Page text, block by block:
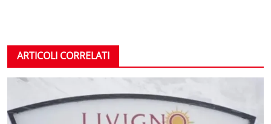
ARTICOLI CORRELATI